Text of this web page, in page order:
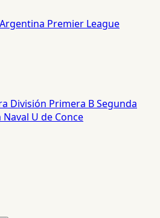
Premier League
División Primera BSegunda
Naval U de Conce